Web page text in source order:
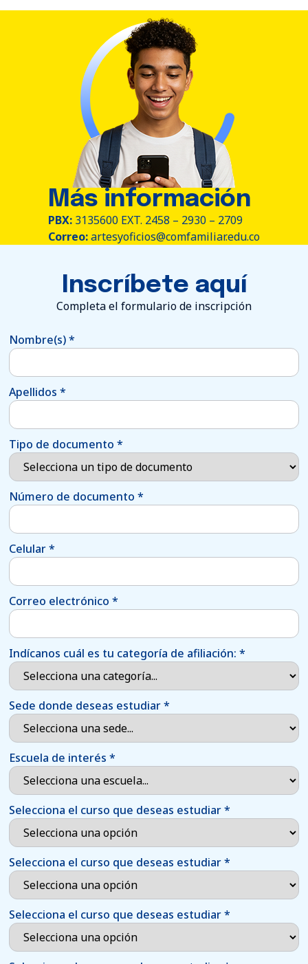
Más información
PBX: 3135600 EXT. 2458 – 2930 – 2709
Correo:artesyoficios@comfamiliar.edu.co
Inscríbete aquí
Completa el formulario de inscripción
Nombre(s)*
Apellidos*
Tipo de documento*
Número de documento*
Celular*
Correo electrónico*
Indícanos cuál es tu categoría de afiliación:*
Sede donde deseas estudiar*
Escuela de interés*
Selecciona el curso que deseas estudiar*
Selecciona el curso que deseas estudiar*
Selecciona el curso que deseas estudiar*